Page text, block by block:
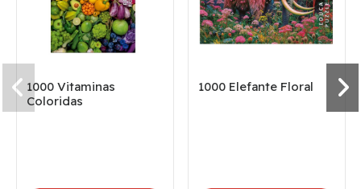
1000 Vitaminas
Coloridas
1000 Elefante Floral